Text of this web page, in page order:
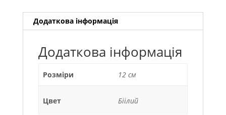
Додаткова інформація
Додаткова інформація
Розміри 12 см
Цвет Біілий